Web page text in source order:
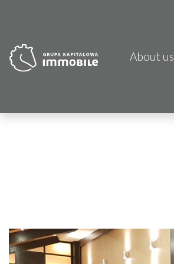
About us